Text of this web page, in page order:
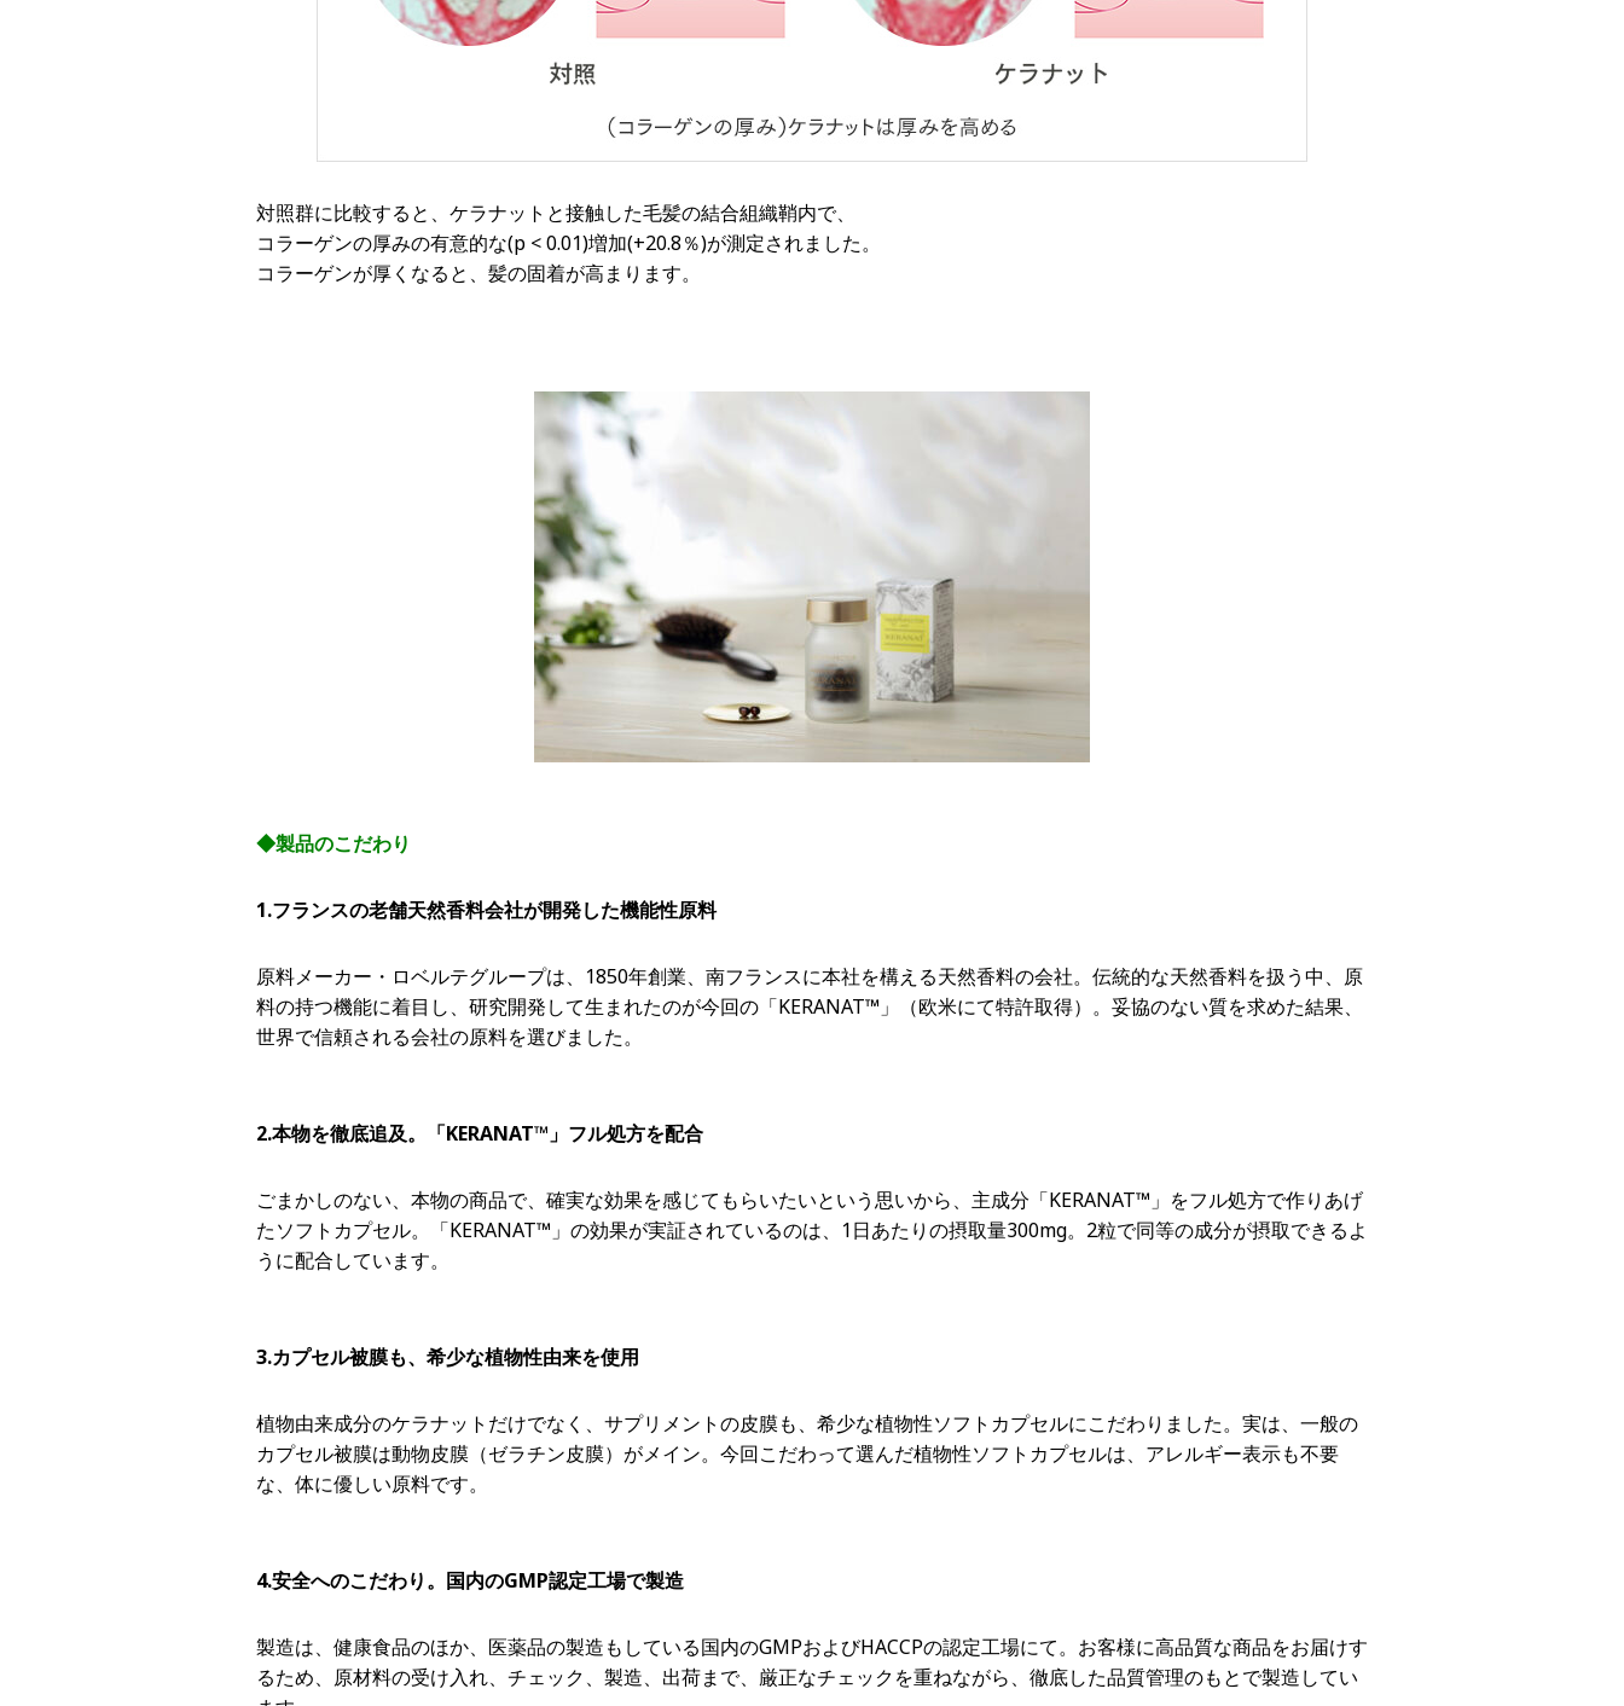
対照群に比較すると、ケラナットと接触した毛髪の結合組織鞘内で、
コラーゲンの厚みの有意的な(p < 0.01)増加(+20.8％)が測定されました。
コラーゲンが厚くなると、髪の固着が高まります。
◆製品のこだわり
1.フランスの老舗天然香料会社が開発した機能性原料
原料メーカー・ロベルテグループは、1850年創業、南フランスに本社を構える天然香料の会社。伝統的な天然香料を扱う中、原
料の持つ機能に着目し、研究開発して生まれたのが今回の「KERANAT™」（欧米にて特許取得）。妥協のない質を求めた結果、
世界で信頼される会社の原料を選びました。
2.本物を徹底追及。「KERANAT™」フル処方を配合
ごまかしのない、本物の商品で、確実な効果を感じてもらいたいという思いから、主成分「KERANAT™」をフル処方で作りあげ
たソフトカプセル。「KERANAT™」の効果が実証されているのは、1日あたりの摂取量300mg。2粒で同等の成分が摂取できるよ
うに配合しています。
3.カプセル被膜も、希少な植物性由来を使用
植物由来成分のケラナットだけでなく、サプリメントの皮膜も、希少な植物性ソフトカプセルにこだわりました。実は、一般の
カプセル被膜は動物皮膜（ゼラチン皮膜）がメイン。今回こだわって選んだ植物性ソフトカプセルは、アレルギー表示も不要
な、体に優しい原料です。
4.安全へのこだわり。国内のGMP認定工場で製造
製造は、健康食品のほか、医薬品の製造もしている国内のGMPおよびHACCPの認定工場にて。お客様に高品質な商品をお届けす
るため、原材料の受け入れ、チェック、製造、出荷まで、厳正なチェックを重ねながら、徹底した品質管理のもとで製造してい